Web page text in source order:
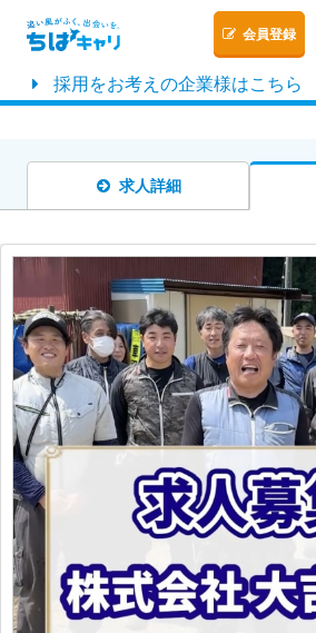
会員登録
採用をお考えの企業様はこちら
求人詳細